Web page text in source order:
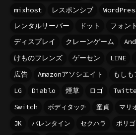
mixhost
レスポンシブ
レンタルサーバー
ドット フォント
ディスプレイ
クレーンゲーム
けものフレンズ
ゲーセン LINE
広告
Amazonアソシエイト もしも
LG
Diablo 煙草 ロゴ
Switch
ボディタッチ 童貞 マリ
JK
バレンタイン セクハラ ポリ